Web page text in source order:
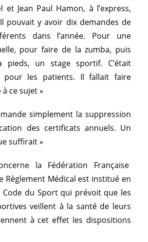
et Jean Paul Hamon, à l’express,
pouvait y avoir dix demandes de
dans l’année. Pour une
pour faire de la zumba, puis
pieds, un stage sportif. C’était
pour les patients. Il fallait faire
ce sujet »
simplement la suppression
des certificats annuels. Un
suffirait »
la Fédération Française
Règlement Médical est institué en
du Sport qui prévoit que les
veillent à la santé de leurs
à cet effet les dispositions